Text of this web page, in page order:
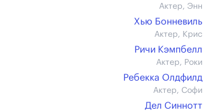
Актер, Энн
Хью Бонневиль
Актер, Крис
Ричи Кэмпбелл
Актер, Роки
Ребекка Олдфилд
Актер, Софи
Дел Синнотт